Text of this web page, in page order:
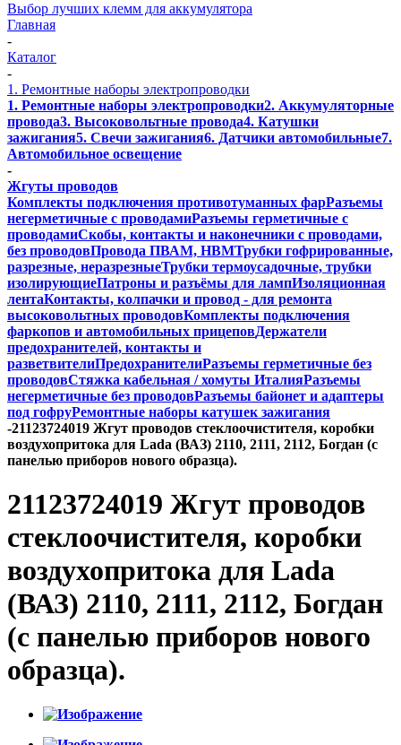
Выбор лучших клемм для аккумулятора
Главная
-
Каталог
-
1. Ремонтные наборы электропроводки
1. Ремонтные наборы электропроводки2. Аккумуляторные
провода3. Высоковольтные провода4. Катушки
зажигания5. Свечи зажигания6. Датчики автомобильные7.
Автомобильное освещение
-
Жгуты проводов
Комплекты подключения противотуманных фарРазъемы
негерметичные с проводамиРазъемы герметичные с
проводамиСкобы, контакты и наконечники с проводами,
без проводовПровода ПВАМ, НВМТрубки гофрированные,
разрезные, неразрезныеТрубки термоусадочные, трубки
изолирующиеПатроны и разъёмы для лампИзоляционная
лентаКонтакты, колпачки и провод - для ремонта
высоковольтных проводовКомплекты подключения
фаркопов и автомобильных прицеповДержатели
предохранителей, контакты и
разветвителиПредохранителиРазъемы герметичные без
проводовСтяжка кабельная / хомуты ИталияРазъемы
негерметичные без проводовРазъемы байонет и адаптеры
под гофруРемонтные наборы катушек зажигания
-21123724019 Жгут проводов стеклоочистителя, коробки
воздухопритока для Lada (ВАЗ) 2110, 2111, 2112, Богдан (с
панелью приборов нового образца).
21123724019 Жгут проводов
стеклоочистителя, коробки
воздухопритока для Lada
(ВАЗ) 2110, 2111, 2112, Богдан
(с панелью приборов нового
образца).